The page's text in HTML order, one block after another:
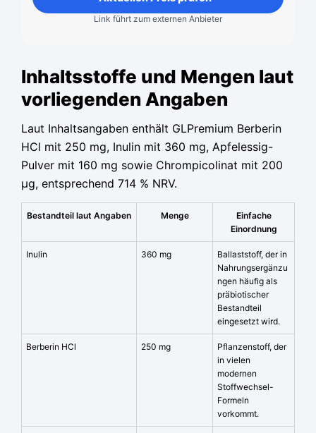
Link führt zum externen Anbieter
Inhaltsstoffe und Mengen laut
vorliegenden Angaben
Laut Inhaltsangaben enthält GLPremium Berberin
HCl mit 250 mg, Inulin mit 360 mg, Apfelessig-
Pulver mit 160 mg sowie Chrompicolinat mit 200
µg, entsprechend 714 % NRV.
Bestandteil laut Angaben Menge
Einfache
Einordnung
Inulin 360 mg
Ballaststoff, der in
Nahrungsergänzu
ngen häufig als
präbiotischer
Bestandteil
eingesetzt wird.
Berberin HCl 250 mg
Pflanzenstoff, der
in vielen
modernen
Stoffwechsel-
Formeln
vorkommt.